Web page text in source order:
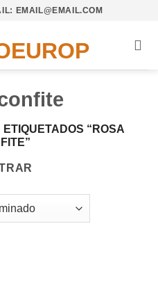
EMAIL@EMAIL.COM
ETIQUETADOS “ROSA